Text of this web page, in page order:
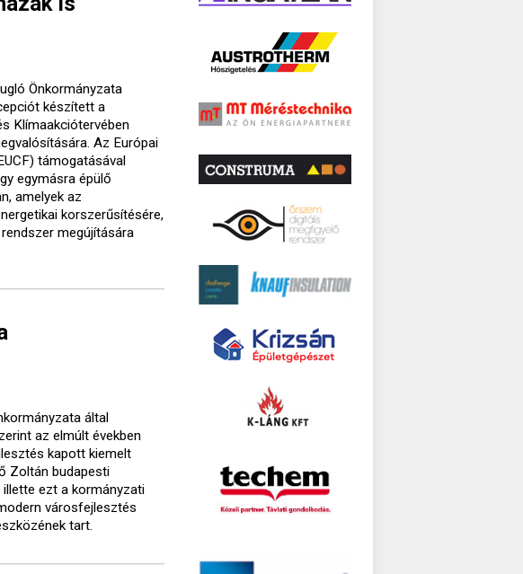
Önkormányzata
készített a
Klímaakciótervében
Az Európai
támogatásával
egymásra épülő
amelyek az
korszerűsítésére,
megújítására
által
az elmúlt években
kapott kiemelt
Zoltán budapesti
ezt a kormányzati
városfejlesztés
tart.